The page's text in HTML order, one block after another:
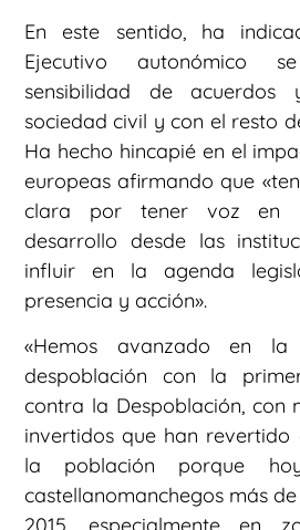
En este sentido, ha
Ejecutivo autonómico
sensibilidad de
sociedad civil y con el resto
Ha hecho hincapié en el
europeas afirmando que
clara por tener voz en
desarrollo desde las
influir en la agenda
presencia y acción».
«Hemos avanzado en
despoblación con la
contra la Despoblación, con
invertidos que han
la población porque
castellanomanchegos más